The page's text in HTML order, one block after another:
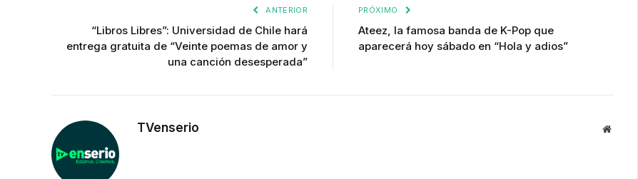
ANTERIOR
“Libros Libres”: Universidad de Chile hará
entrega gratuita de “Veinte poemas de amor y
una canción desesperada”
PRÓXIMO
Ateez, la famosa banda de K-Pop que
aparecerá hoy sábado en “Hola y adios”
TVenserio Website